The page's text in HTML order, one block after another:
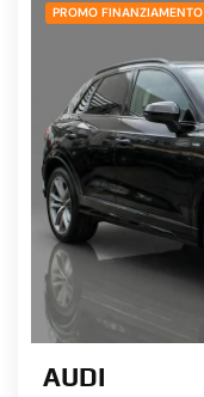
PROMO FINANZIAMENTO
AUDI